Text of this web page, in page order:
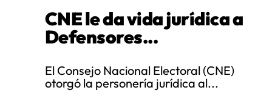
CNE le da vida jurídica a
Defensores...
El Consejo Nacional Electoral (CNE)
otorgó la personería jurídica al...